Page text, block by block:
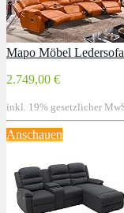
Mapo Möbel
2.749,00 €
inkl. 19% gesetzlicher
Anschauen